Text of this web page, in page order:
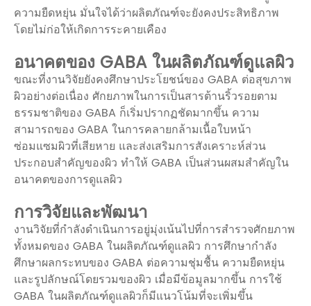
ความยืดหยุ่น มั่นใจได้ว่าผลิตภัณฑ์จะยังคงประสิทธิภาพ
โดยไม่ก่อให้เกิดการระคายเคือง
อนาคตของ GABA ในผลิตภัณฑ์ดูแลผิว
ขณะที่งานวิจัยยังคงศึกษาประโยชน์ของ GABA ต่อสุขภาพ
ผิวอย่างต่อเนื่อง ศักยภาพในการเป็นสารต้านริ้วรอยตาม
ธรรมชาติของ GABA ก็เริ่มปรากฏชัดมากขึ้น ความ
สามารถของ GABA ในการคลายกล้ามเนื้อใบหน้า
ซ่อมแซมผิวที่เสียหาย และส่งเสริมการสังเคราะห์ส่วน
ประกอบสำคัญของผิว ทำให้ GABA เป็นส่วนผสมสำคัญใน
อนาคตของการดูแลผิว
การวิจัยและพัฒนา
งานวิจัยที่กำลังดำเนินการอยู่มุ่งเน้นไปที่การสำรวจศักยภาพ
ทั้งหมดของ GABA ในผลิตภัณฑ์ดูแลผิว การศึกษากำลัง
ศึกษาผลกระทบของ GABA ต่อความชุ่มชื้น ความยืดหยุ่น
และรูปลักษณ์โดยรวมของผิว เมื่อมีข้อมูลมากขึ้น การใช้
GABA ในผลิตภัณฑ์ดูแลผิวก็มีแนวโน้มที่จะเพิ่มขึ้น